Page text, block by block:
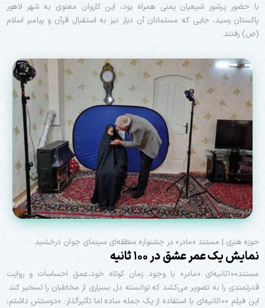
با حضور پرشور شیعیان یمنی همراه بود، این کاروان معنوی به شهر لاهور
پاکستان رسید، جایی که مسلمانان آن دیار نیز به استقبال قرآن و پیامبر اسلام
(ص) رفتند.
حوزه هنری | مستند «مادر» در جشنواره منطقه‌ای سینمای جوان درخشيد
نمایش یک عمر عشق در ۱۰۰ ثانیه
مستند۱۰۰ثانیه‌ای «مادر» با وجود زمان کوتاه خود،عمق احساسات و روایت
قدرتمندی را به تصویر می‌کشد که توانسته دل بسیاری از مخاطبان را تسخیر کند.
این فیلم ۱۰۰ثانیه‌ای با استفاده از یک جمله ساده اما تأثیرگذار: «دوستش داشتم،